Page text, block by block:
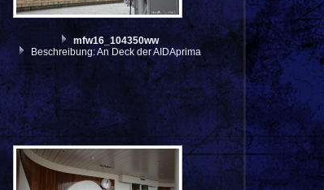
mfw16_104350ww
Beschreibung: An Deck der AIDAprima